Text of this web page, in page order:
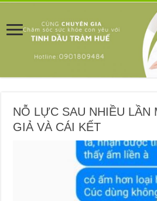
NỖ LỰC SAU NHIỀU LẦN
GIẢ VÀ CÁI KẾT